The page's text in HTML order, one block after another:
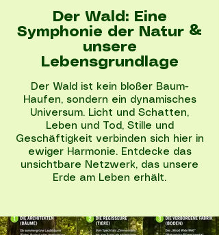
Der Wald: Eine
Symphonie der Natur &
unsere
Lebensgrundlage
Der Wald ist kein bloßer Baum-
Haufen, sondern ein dynamisches
Universum. Licht und Schatten,
Leben und Tod, Stille und
Geschäftigkeit verbinden sich hier in
ewiger Harmonie. Entdecke das
unsichtbare Netzwerk, das unsere
Erde am Leben erhält.